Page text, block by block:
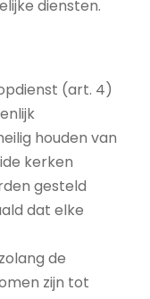
diensten.
(art. 4)
houden van
kerken
gesteld
dat elke
de
zijn tot